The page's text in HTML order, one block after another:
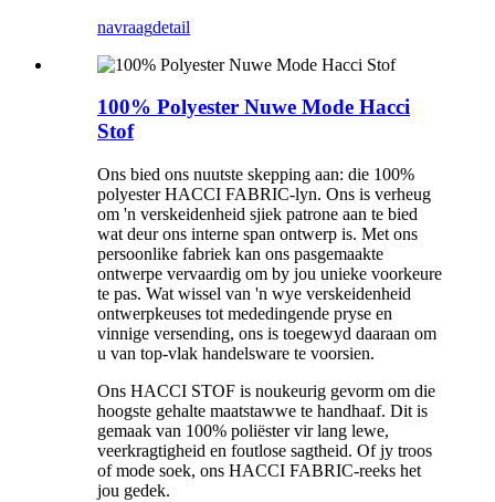
navraagdetail
100% Polyester Nuwe Mode Hacci
Stof
Ons bied ons nuutste skepping aan: die 100%
polyester HACCI FABRIC-lyn. Ons is verheug
om 'n verskeidenheid sjiek patrone aan te bied
wat deur ons interne span ontwerp is. Met ons
persoonlike fabriek kan ons pasgemaakte
ontwerpe vervaardig om by jou unieke voorkeure
te pas. Wat wissel van 'n wye verskeidenheid
ontwerpkeuses tot mededingende pryse en
vinnige versending, ons is toegewyd daaraan om
u van top-vlak handelsware te voorsien.
Ons HACCI STOF is noukeurig gevorm om die
hoogste gehalte maatstawwe te handhaaf. Dit is
gemaak van 100% poliëster vir lang lewe,
veerkragtigheid en foutlose sagtheid. Of jy troos
of mode soek, ons HACCI FABRIC-reeks het
jou gedek.